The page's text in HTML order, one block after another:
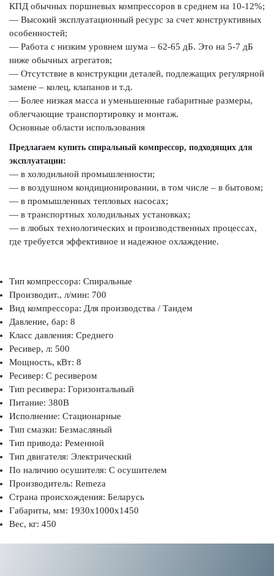
КПД обычных поршневых компрессоров в среднем на 10-12%;
— Высокий эксплуатационный ресурс за счет конструктивных
особенностей;
— Работа с низким уровнем шума – 62-65 дБ. Это на 5-7 дБ
ниже обычных агрегатов;
— Отсутствие в конструкции деталей, подлежащих регулярной
замене – колец, клапанов и т.д.
— Более низкая масса и уменьшенные габаритные размеры,
облегчающие транспортировку и монтаж.
Основные области использования
Предлагаем купить спиральный компрессор, подходящих для
эксплуатации:
— в холодильной промышленности;
— в воздушном кондиционировании, в том числе – в бытовом;
— в промышленных тепловых насосах;
— в транспортных холодильных установках;
— в любых технологических и производственных процессах,
где требуется эффективное и надежное охлаждение.
Тип компрессора: Спиральные
Производит., л/мин: 700
Вид компрессора: Для производства / Тандем
Давление, бар: 8
Класс давления: Среднего
Ресивер, л: 500
Мощность, кВт: 8
Ресивер: С ресивером
Тип ресивера: Горизонтальный
Питание: 380В
Исполнение: Стационарные
Тип смазки: Безмасляный
Тип привода: Ременной
Тип двигателя: Электрический
По наличию осушителя: С осушителем
Производитель: Remeza
Страна происхождения: Беларусь
Габариты, мм: 1930x1000x1450
Вес, кг: 450